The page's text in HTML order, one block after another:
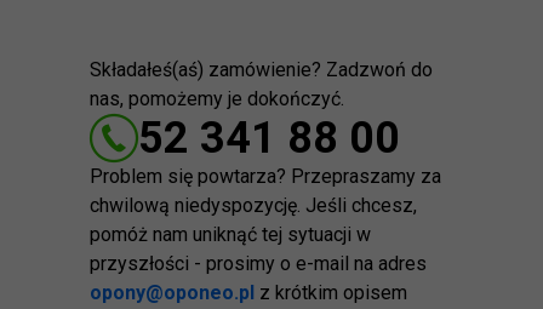
Składałeś(aś) zamówienie? Zadzwoń do
nas, pomożemy je dokończyć.
52 341 88 00
Problem się powtarza? Przepraszamy za
chwilową niedyspozycję. Jeśli chcesz,
pomóż nam uniknąć tej sytuacji w
przyszłości - prosimy o e-mail na adres
opony@oponeo.pl z krótkim opisem